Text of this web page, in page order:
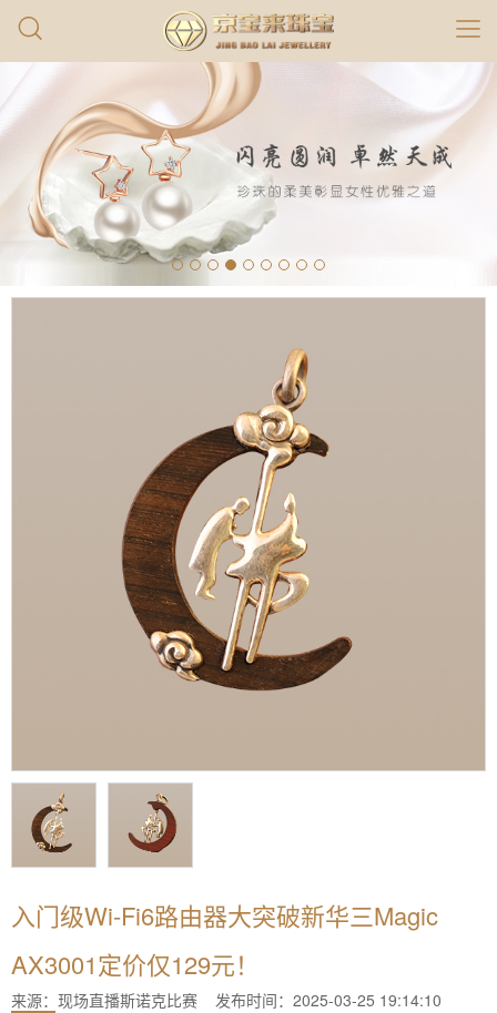
入门级Wi-Fi6路由器大突破新华三Magic
AX3001定价仅129元！
来源： 现场直播斯诺克比赛 发布时间：2025-03-25 19:14:10